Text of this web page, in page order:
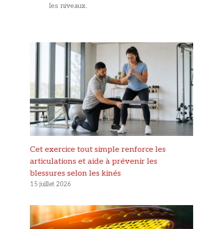
les niveaux.
Cet exercice tout simple renforce les
articulations et aide à prévenir les
blessures selon les kinés
15 juillet 2026